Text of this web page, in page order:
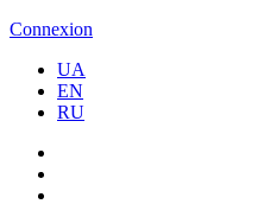
Connexion
UA
EN
RU